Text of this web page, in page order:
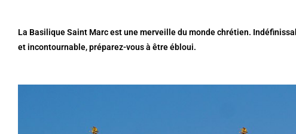
La Basilique Saint Marc est une merveille du monde chrétien.
et incontournable, préparez-vous à être ébloui.